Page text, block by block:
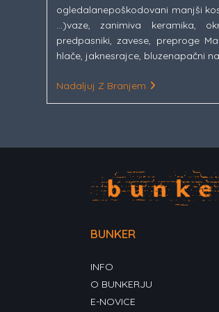
ogledalanepoškodovani manjši
…)vaze, zanimiva keramika,
predpasniki, zavese, preproge
hlače, jaknesrajce, bluzenapačni
Nadaljuj Z BranjemVabilo
Akciji!
Mladi
2022
BUNKER
INFO
O BUNKERJU
E-NOVICE